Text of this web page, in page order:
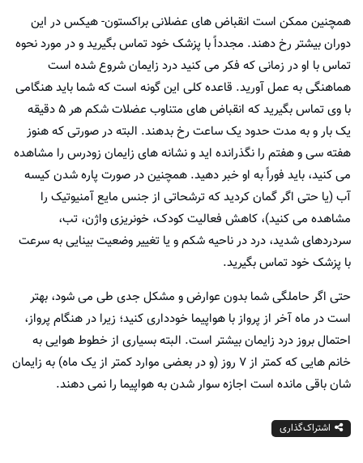
همچنین ممکن است انقباض های عضلانی براکستون- هیکس در این
دوران بیشتر رخ دهند. مجدداً با پزشک خود تماس بگیرید و در مورد نحوه
تماس با او در زمانی که فکر می کنید درد زایمان شروع شده است
هماهنگی به عمل آورید. قاعده کلی این گونه است که شما باید هنگامی
با وی تماس بگیرید که انقباض های متناوب عضلات شکم هر ۵ دقیقه
یک بار و به مدت حدود یک ساعت رخ بدهند. البته در صورتی که هنوز
هفته سی و هفتم را نگذرانده اید و نشانه های زایمان زودرس را مشاهده
می کنید، باید فوراً به او خبر دهید. همچنین در صورت پاره شدن کیسه
آب (یا حتی اگر گمان کردید که ترشحاتی از جنس مایع آمنیوتیک را
مشاهده می کنید)، کاهش فعالیت کودک، خونریزی واژن، تب،
سردردهای شدید، درد در ناحیه شکم و یا تغییر وضعیت بینایی به سرعت
با پزشک خود تماس بگیرید.
حتی اگر حاملگی شما بدون عوارض و مشکل جدی طی می شود، بهتر
است در ماه آخر از پرواز با هواپیما خودداری کنید؛ زیرا در هنگام پرواز،
احتمال بروز درد زایمان بیشتر است. البته بسیاری از خطوط هوایی به
خانم هایی که کمتر از ۷ روز (و در بعضی موارد کمتر از یک ماه) به زایمان
شان باقی مانده است اجازه سوار شدن به هواپیما را نمی دهند.
اشتراک‌گذاری